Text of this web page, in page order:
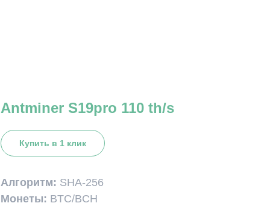
Antminer S19pro 110 th/s
Купить в 1 клик
Алгоритм: SHA-256
Монеты: BTC/BCH